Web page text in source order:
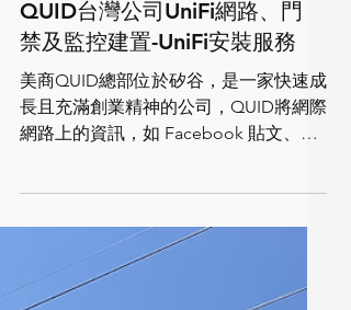
美商QUID總部位於矽谷，是一家快速成
長且充滿創業精神的公司，QUID將網際